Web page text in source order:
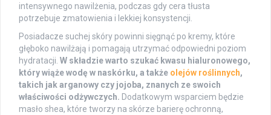
intensywnego nawilżenia, podczas gdy cera tłusta
potrzebuje zmatowienia i lekkiej konsystencji.
Posiadacze suchej skóry powinni sięgnąć po kremy, które
głęboko nawilżają i pomagają utrzymać odpowiedni poziom
hydratacji. W składzie warto szukać kwasu hialuronowego,
który wiąże wodę w naskórku, a także olejów roślinnych,
takich jak arganowy czy jojoba, znanych ze swoich
właściwości odżywczych. Dodatkowym wsparciem będzie
masło shea, które tworzy na skórze barierę ochronną,